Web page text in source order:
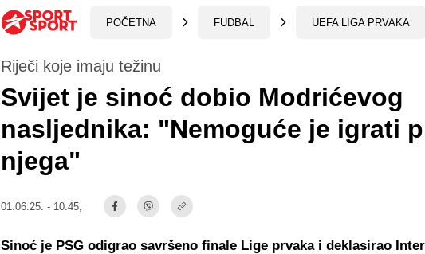
POČETNA FUDBAL UEFA LIGA PRVAKA
Riječi koje imaju težinu
Svijet je sinoć dobio Modrićevog
nasljednika: "Nemoguće je igrati
njega"
01.06.25. - 10:45,
Sinoć je PSG odigrao savršeno finale Lige prvaka i deklasirao Inter